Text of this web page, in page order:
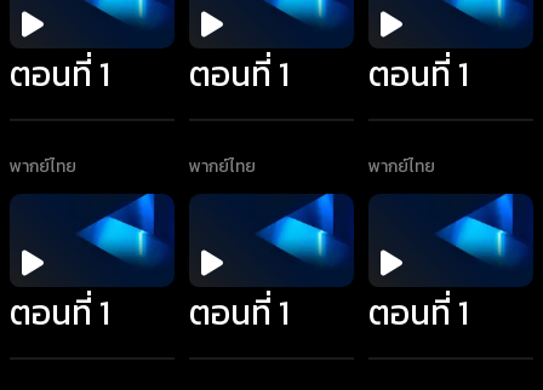
ตอนที่ 1
พากย์ไทย
ตอนที่ 1
พากย์ไทย
ตอนที่ 1
พากย์ไทย
ตอนที่ 1 ตอนที่ 1 ตอนที่ 1